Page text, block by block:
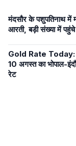
मंदसौर के पशुपतिनाथ में
आरती, बड़ी संख्या में
Gold Rate Today:
10 अगस्त का भोपाल-
रेट